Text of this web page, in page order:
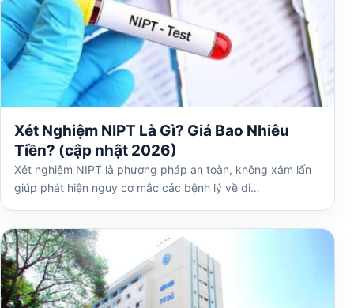
Xét Nghiệm NIPT Là Gì? Giá Bao Nhiêu
Tiền? (cập nhật 2026)
Xét nghiệm NIPT là phương pháp an toàn, không xâm lấn
giúp phát hiện nguy cơ mắc các bệnh lý về di…